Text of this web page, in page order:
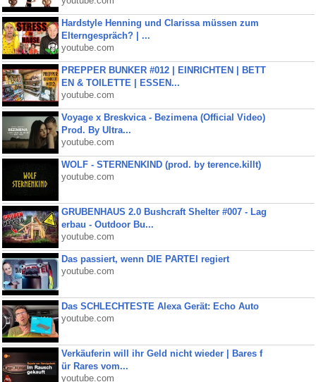
Hardstyle Henning und Clarissa müssen zum
Elterngespräch? | ...
youtube.com
PREPPER BUNKER #012 | EINRICHTEN | BETT
EN & TOILETTE | ESSEN...
youtube.com
Voyage x Breskvica - Bezimena (Official Video)
Prod. By Ultra...
youtube.com
WOLF - STERNENKIND (prod. by terence.killt)
youtube.com
GRUBENHAUS 2.0 Bushcraft Shelter #007 - Lag
erbau - Outdoor Bu...
youtube.com
Das passiert, wenn DIE PARTEI regiert
youtube.com
Das SCHLECHTESTE Alexa Gerät: Echo Auto
youtube.com
Verkäuferin will ihr Geld nicht wieder | Bares f
ür Rares vom...
youtube.com